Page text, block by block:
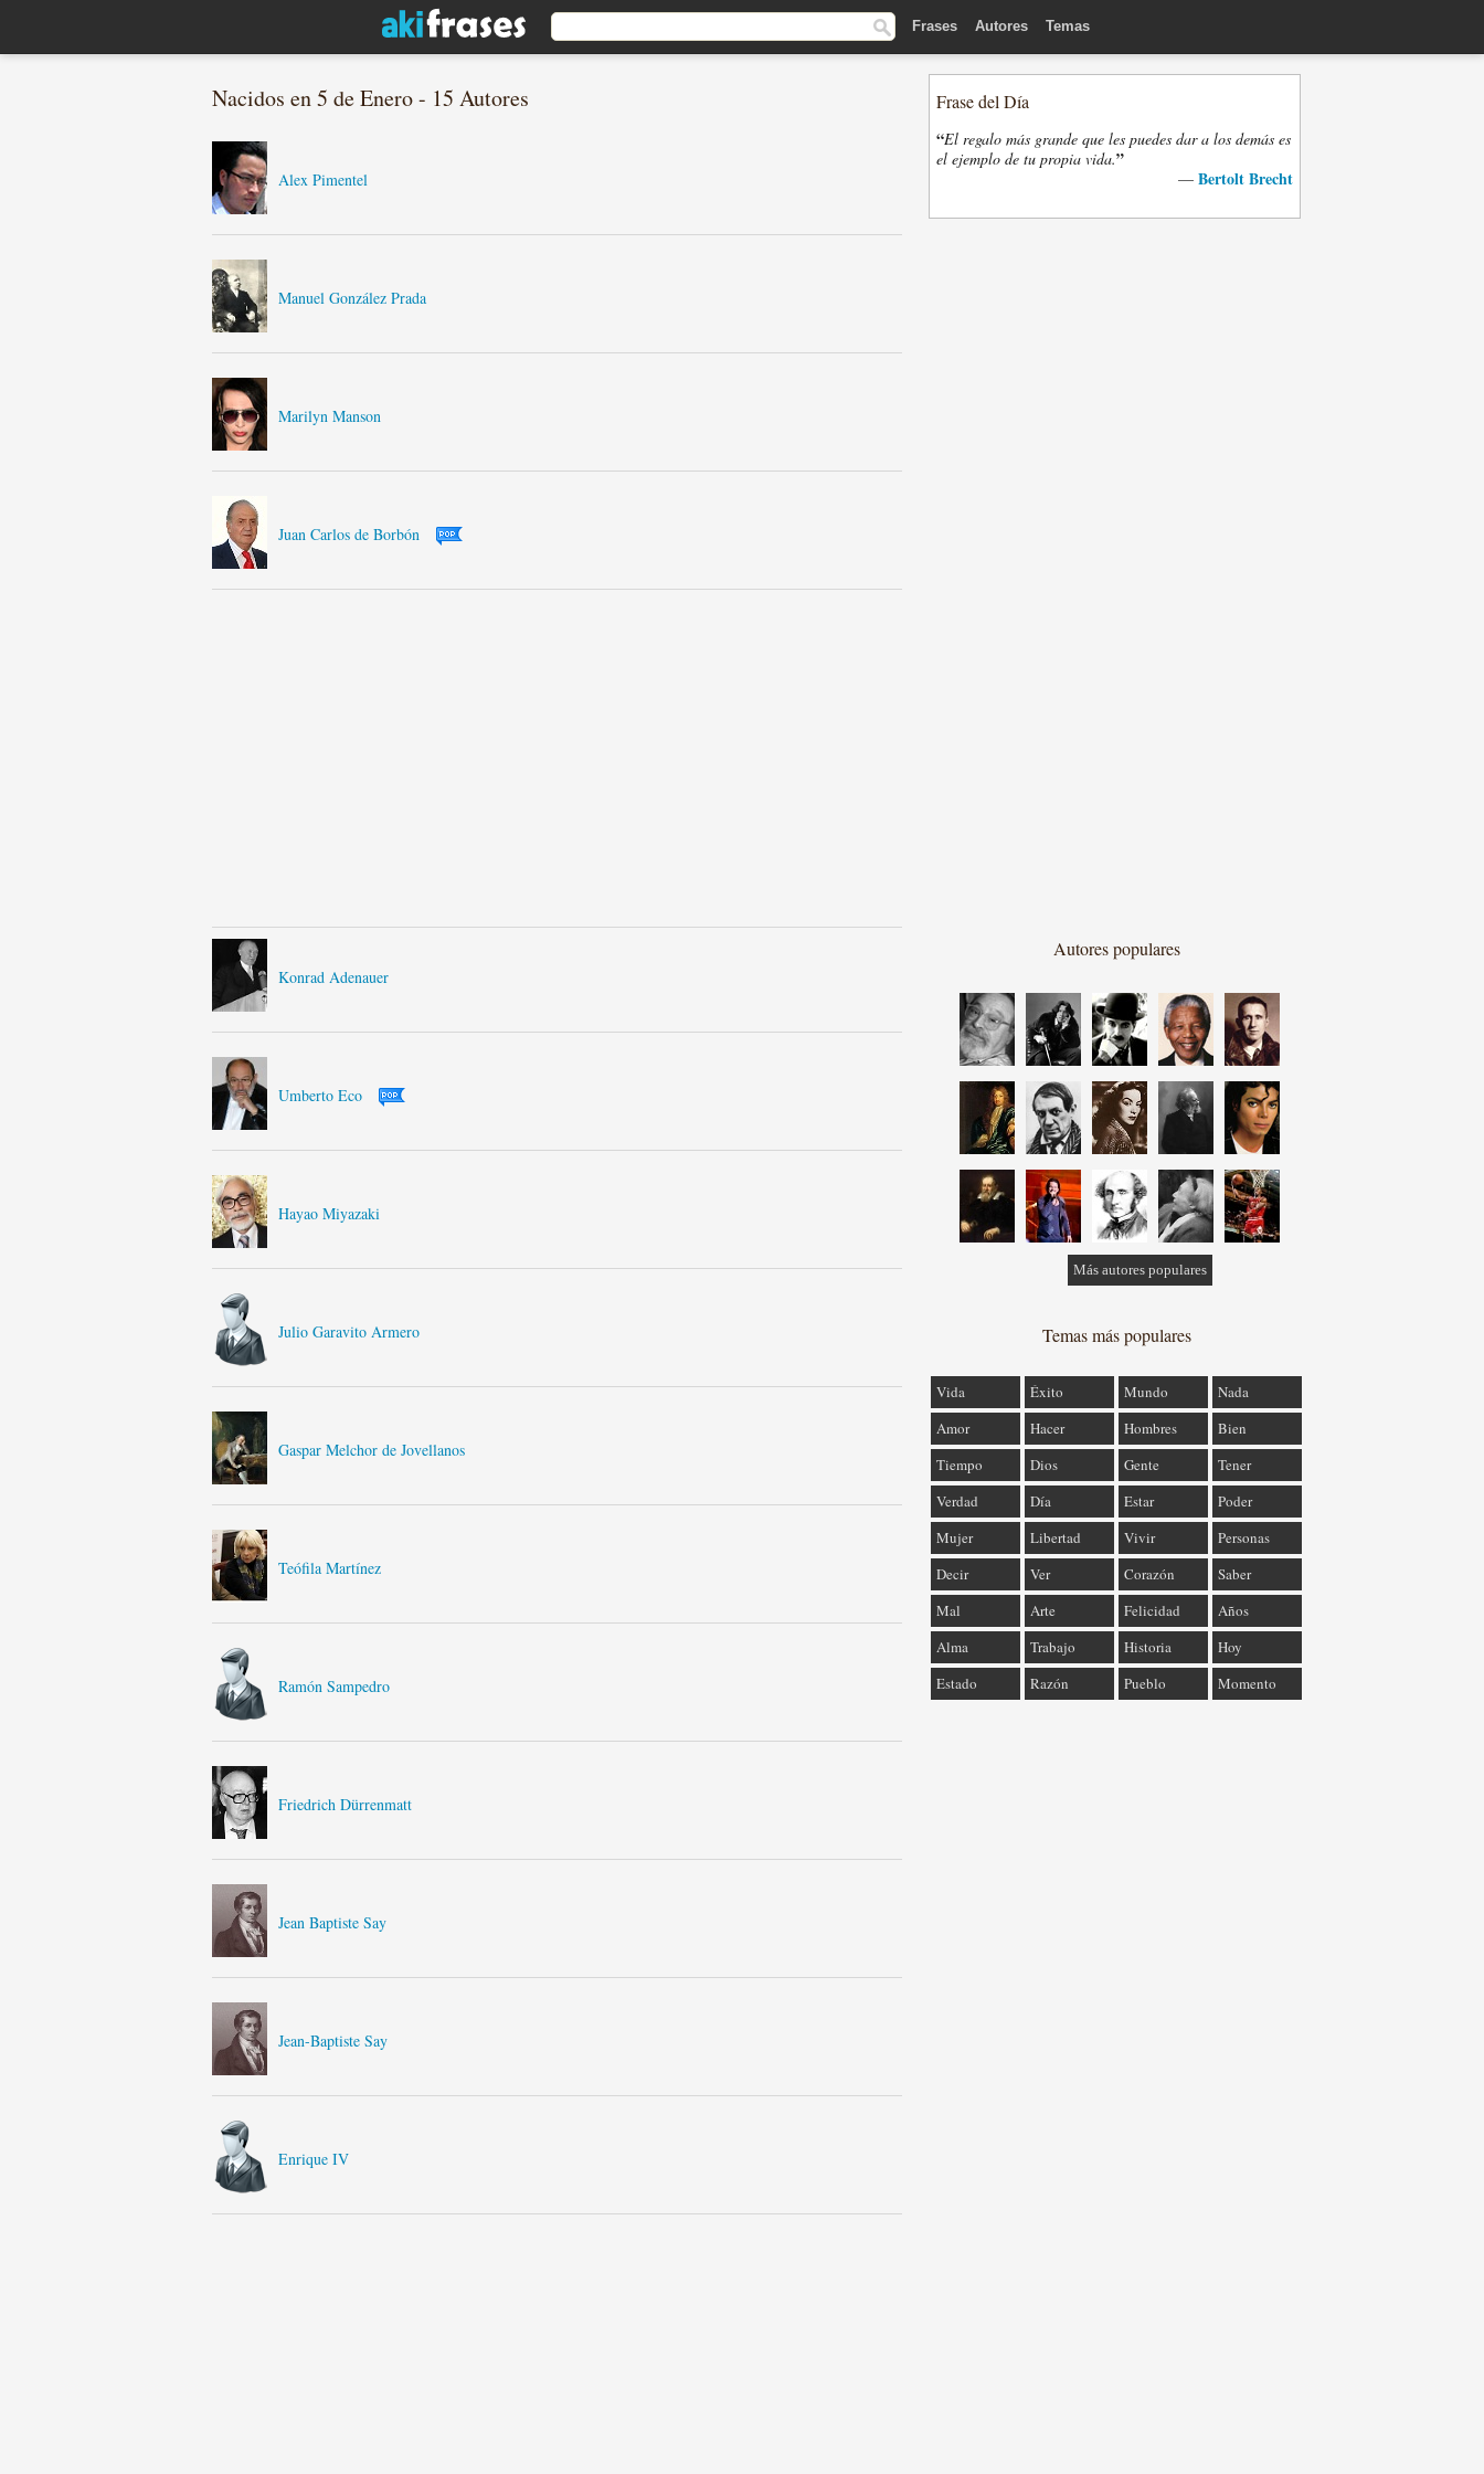
Frases Autores Temas
Nacidos en 5 de Enero - 15 Autores
Alex Pimentel
Manuel González Prada
Marilyn Manson
Juan Carlos de Borbón
Konrad Adenauer
Umberto Eco
Hayao Miyazaki
Julio Garavito Armero
Gaspar Melchor de Jovellanos
Teófila Martínez
Ramón Sampedro
Friedrich Dürrenmatt
Jean Baptiste Say
Jean-Baptiste Say
Enrique IV
Frase del Día
“El regalo más grande que les puedes dar a los demás es
el ejemplo de tu propia vida.”
— Bertolt Brecht
Autores populares
Más autores populares
Temas más populares
Vida Éxito Mundo
Nada
Amor
Hacer Hombres
Bien
Tiempo
Dios Gente
Tener
Verdad
Día Estar
Poder
Mujer
Libertad Vivir
Personas
Decir
Ver Corazón
Saber
Mal
Arte Felicidad
Años
Alma
Trabajo Historia
Hoy
Estado
Razón Pueblo Momento